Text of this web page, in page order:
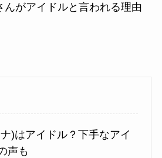
んがアイドルと言われる理由
)はアイドル？下手なアイ
声も